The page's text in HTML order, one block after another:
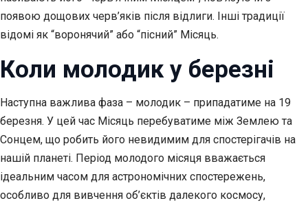
появою дощових черв’яків після відлиги. Інші традиції
відомі як “воронячий” або “пісний” Місяць.
Коли молодик у березні
Наступна важлива фаза – молодик – припадатиме на 19
березня. У цей час Місяць перебуватиме між Землею та
Сонцем, що робить його невидимим для спостерігачів на
нашій планеті. Період молодого місяця вважається
ідеальним часом для астрономічних спостережень,
особливо для вивчення об’єктів далекого космосу,